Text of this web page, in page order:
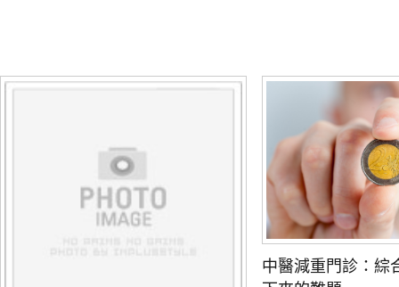
中醫減重門診：綜